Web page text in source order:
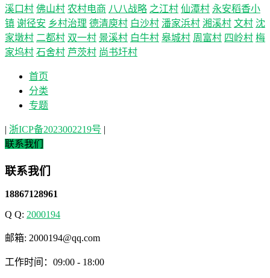
溪口村 佛山村 农村电商 八八战略 之江村 仙潭村 永安稻香小
镇 谢径安 乡村治理 德清庾村 白沙村 潘家浜村 湘溪村 文村 沈
家墩村 二都村 双一村 景溪村 白牛村 皋城村 周富村 四岭村 梅
家坞村 石舍村 芦茨村 尚书圩村
首页
分类
专题
| 浙ICP备2023002219号 |
联系我们
联系我们
18867128961
Q Q: 2000194
邮箱: 2000194@qq.com
工作时间：09:00 - 18:00